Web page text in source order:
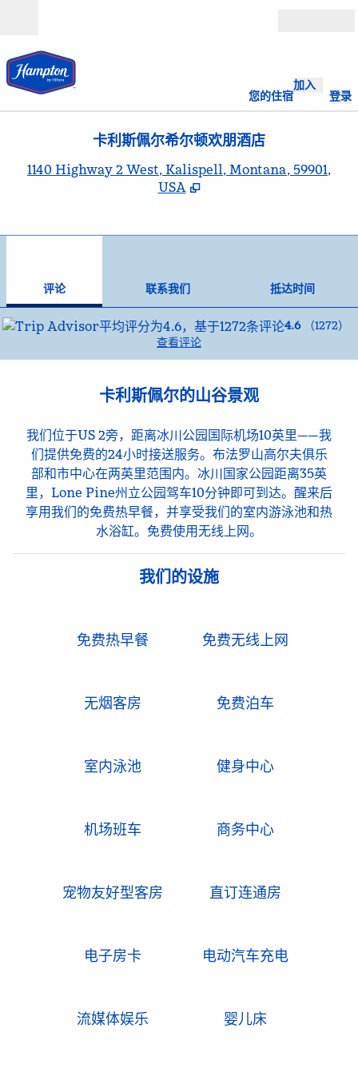
您的住宿
加入
登录
卡利斯佩尔希尔顿欢朋酒店
1140 Highway 2 West, Kalispell, Montana, 59901,
USA
评论 联系我们
抵达时间
4.6 （1272）
查看评论
卡利斯佩尔的山谷景观
我们位于US 2旁，距离冰川公园国际机场10英里——我
们提供免费的24小时接送服务。布法罗山高尔夫俱乐
部和市中心在两英里范围内。冰川国家公园距离35英
里，Lone Pine州立公园驾车10分钟即可到达。醒来后
享用我们的免费热早餐，并享受我们的室内游泳池和热
水浴缸。免费使用无线上网。
我们的设施
免费热早餐 免费无线上网
无烟客房 免费泊车
室内泳池 健身中心
机场班车 商务中心
宠物友好型客房 直订连通房
电子房卡 电动汽车充电
流媒体娱乐 婴儿床